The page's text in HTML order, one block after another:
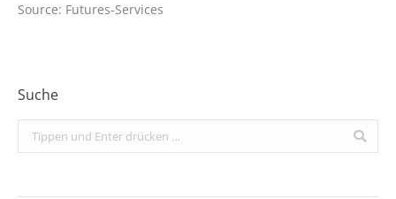
Source: Futures-Services
Suche
Search: